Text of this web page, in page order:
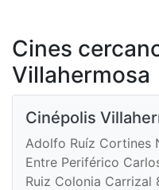
Cines
Villahermosa
Cinépolis
Adolfo Ruíz Cortines
Entre Periférico
Ruiz Colonia Carrizal